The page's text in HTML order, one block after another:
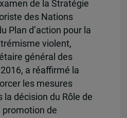
de la Stratégie
des Nations
Plan d’action pour la
violent,
général des
a réaffirmé la
les mesures
la décision du Rôle de
promotion de